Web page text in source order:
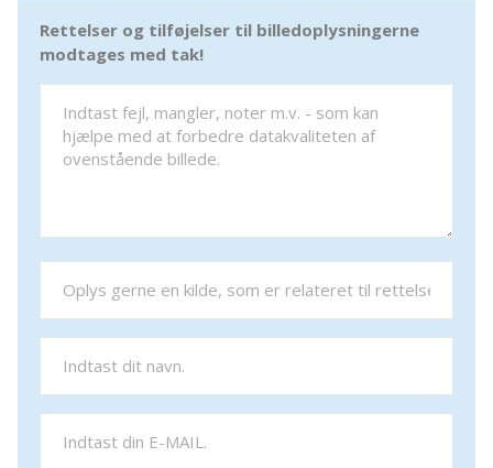
Rettelser og tilføjelser til billedoplysningerne
modtages med tak!